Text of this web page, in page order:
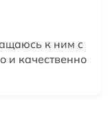
к ним с
и качественно